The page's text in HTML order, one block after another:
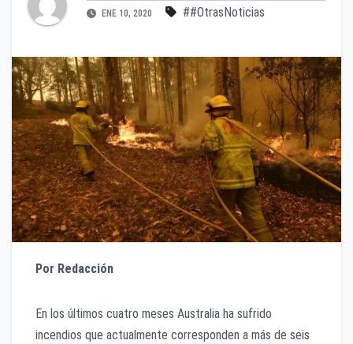
ENE 10, 2020 ##OtrasNoticias
Por Redacción
En los últimos cuatro meses Australia ha sufrido
incendios que actualmente corresponden a más de seis